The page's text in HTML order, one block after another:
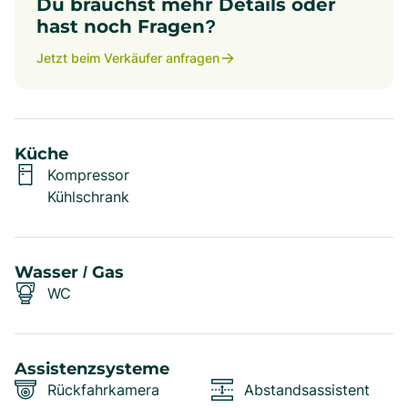
Du brauchst mehr Details oder
hast noch Fragen?
Jetzt beim Verkäufer anfragen
Küche
Kompressor
Kühlschrank
Wasser / Gas
WC
Assistenzsysteme
Rückfahrkamera Abstandsassistent